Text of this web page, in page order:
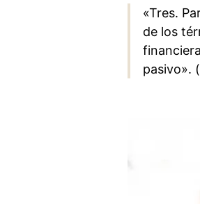
«Tres.
de los
pasivo».